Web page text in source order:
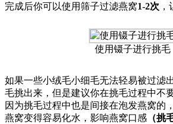
完成后你可以使用筛子过滤燕窝1-2次
使用镊子进行挑毛
如果一些小绒毛小细毛无法轻易被过滤
毛挑出来，但是建议你在挑毛过程中不
因为挑毛过程中也是间接在泡发燕窝的
燕窝变得容易化水，影响燕窝口感 （挑